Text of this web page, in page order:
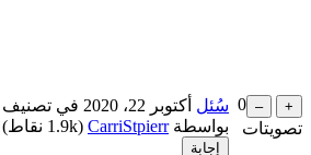
0
تصويتات
سُئل أكتوبر 22، 2020 في تصنيف
بواسطةCarriStpierr
(
1.9k نقاط)